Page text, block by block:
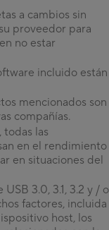
a cambios sin
proveedor para
no estar
incluido están
mencionados son
compañías.
las
en el rendimiento
en situaciones del
3.0, 3.1, 3.2 y / o
factores, incluida
host, los